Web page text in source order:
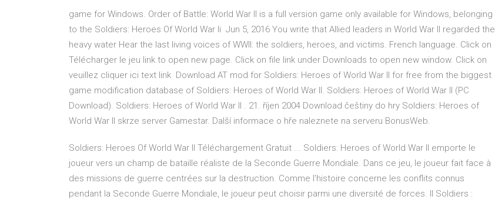
game for Windows. Order of Battle: World War II is a full version game only available for Windows, belonging
to the Soldiers: Heroes Of World War Ii Jun 5, 2016 You write that Allied leaders in World War II regarded the
heavy water Hear the last living voices of WWII: the soldiers, heroes, and victims. French language. Click on
Télécharger le jeu link to open new page. Click on file link under Downloads to open new window. Click on
veuillez cliquer ici text link Download AT mod for Soldiers: Heroes of World War II for free from the biggest
game modification database of Soldiers: Heroes of World War II. Soldiers: Heroes of World War II (PC
Download). Soldiers: Heroes of World War II . 21. říjen 2004 Download češtiny do hry Soldiers: Heroes of
World War II skrze server Gamestar. Další informace o hře naleznete na serveru BonusWeb.
Soldiers: Heroes Of World War II Téléchargement Gratuit ... Soldiers: Heroes of World War II emporte le
joueur vers un champ de bataille réaliste de la Seconde Guerre Mondiale. Dans ce jeu, le joueur fait face à
des missions de guerre centrées sur la destruction. Comme l'histoire concerne les conflits connus
pendant la Seconde Guerre Mondiale, le joueur peut choisir parmi une diversité de forces. Il Soldiers :